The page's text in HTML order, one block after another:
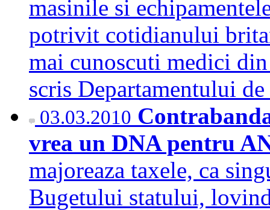
masinile si
potrivit cotidianului
mai cunoscuti medici
scris Departamentului
03.03.2010
vrea un DNA pentru
majoreaza taxele, ca
Bugetului statului,